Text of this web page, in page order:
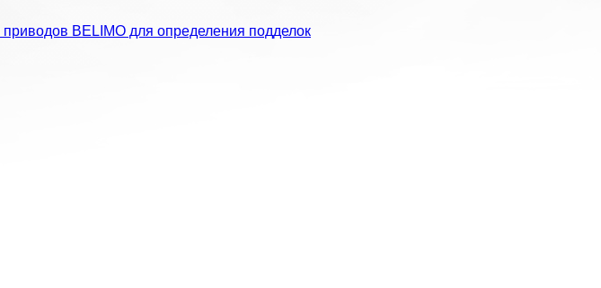
BELIMO для определения подделок